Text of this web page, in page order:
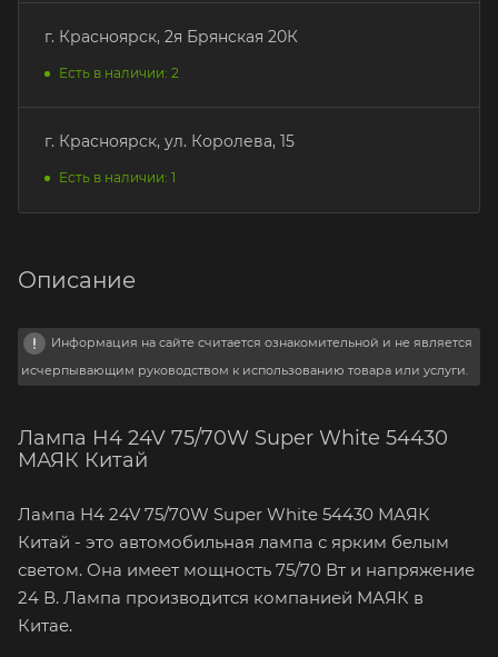
г. Красноярск, 2я Брянская 20К
Есть в наличии: 2
г. Красноярск, ул. Королева, 15
Есть в наличии: 1
Описание
Информация на сайте считается ознакомительной и не является
исчерпывающим руководством к использованию товара или услуги.
Лампа H4 24V 75/70W Super White 54430
МАЯК Китай
Лампа H4 24V 75/70W Super White 54430 МАЯК
Китай - это автомобильная лампа с ярким белым
светом. Она имеет мощность 75/70 Вт и напряжение
24 В. Лампа производится компанией МАЯК в
Китае.